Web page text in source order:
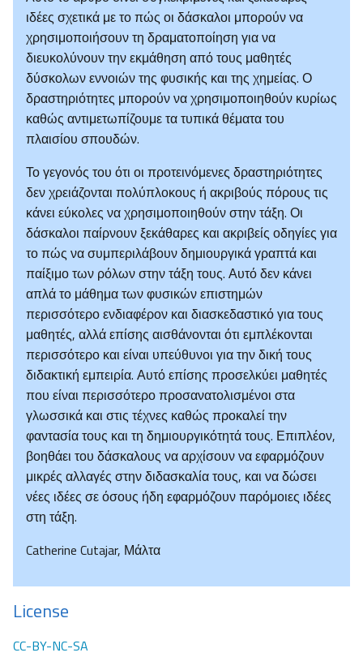
ιδέες σχετικά με το πώς οι δάσκαλοι μπορούν να
χρησιμοποιήσουν τη δραματοποίηση για να
διευκολύνουν την εκμάθηση από τους μαθητές
δύσκολων εννοιών της φυσικής και της χημείας. Ο
δραστηριότητες μπορούν να χρησιμοποιηθούν κυρίως
καθώς αντιμετωπίζουμε τα τυπικά θέματα του
πλαισίου σπουδών.
Το γεγονός του ότι οι προτεινόμενες δραστηριότητες
δεν χρειάζονται πολύπλοκους ή ακριβούς πόρους τις
κάνει εύκολες να χρησιμοποιηθούν στην τάξη. Οι
δάσκαλοι παίρνουν ξεκάθαρες και ακριβείς οδηγίες για
το πώς να συμπεριλάβουν δημιουργικά γραπτά και
παίξιμο των ρόλων στην τάξη τους. Αυτό δεν κάνει
απλά το μάθημα των φυσικών επιστημών
περισσότερο ενδιαφέρον και διασκεδαστικό για τους
μαθητές, αλλά επίσης αισθάνονται ότι εμπλέκονται
περισσότερο και είναι υπεύθυνοι για την δική τους
διδακτική εμπειρία. Αυτό επίσης προσελκύει μαθητές
που είναι περισσότερο προσανατολισμένοι στα
γλωσσικά και στις τέχνες καθώς προκαλεί την
φαντασία τους και τη δημιουργικότητά τους. Επιπλέον,
βοηθάει του δάσκαλους να αρχίσουν να εφαρμόζουν
μικρές αλλαγές στην διδασκαλία τους, και να δώσει
νέες ιδέες σε όσους ήδη εφαρμόζουν παρόμοιες ιδέες
στη τάξη.
Catherine Cutajar, Μάλτα
License
CC-BY-NC-SA